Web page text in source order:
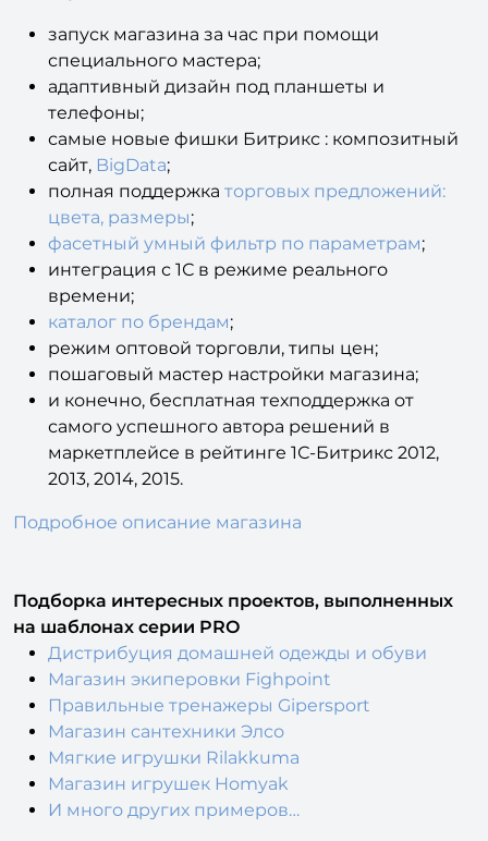
запуск магазина за час при помощи
специального мастера;
адаптивный дизайн под планшеты и
телефоны;
самые новые фишки Битрикс : композитный
сайт, BigData;
полная поддержка торговых предложений:
цвета, размеры;
фасетный умный фильтр по параметрам;
интеграция с 1С в режиме реального
времени;
каталог по брендам;
режим оптовой торговли, типы цен;
пошаговый мастер настройки магазина;
и конечно, бесплатная техподдержка от
самого успешного автора решений в
маркетплейсе в рейтинге 1С-Битрикс 2012,
2013, 2014, 2015.
Подробное описание магазина
Подборка интересных проектов, выполненных
на шаблонах серии PRO
Дистрибуция домашней одежды и обуви
Магазин экиперовки Fighpoint
Правильные тренажеры Gipersport
Магазин сантехники Элсо
Мягкие игрушки Rilakkuma
Магазин игрушек Homyak
И много других примеров…